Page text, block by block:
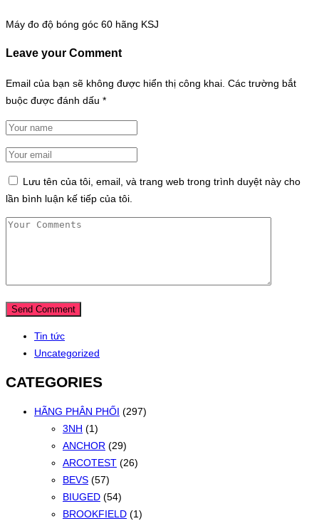
Máy đo độ bóng góc 60 hãng KSJ
Leave your Comment
Email của bạn sẽ không được hiển thị công khai. Các trường bắt
buộc được đánh dấu *
Lưu tên của tôi, email, và trang web trong trình duyệt này cho
lần bình luận kế tiếp của tôi.
Tin tức
Uncategorized
CATEGORIES
HÃNG PHÂN PHỐI (297)
3NH (1)
ANCHOR (29)
ARCOTEST (26)
BEVS (57)
BIUGED (54)
BROOKFIELD (1)